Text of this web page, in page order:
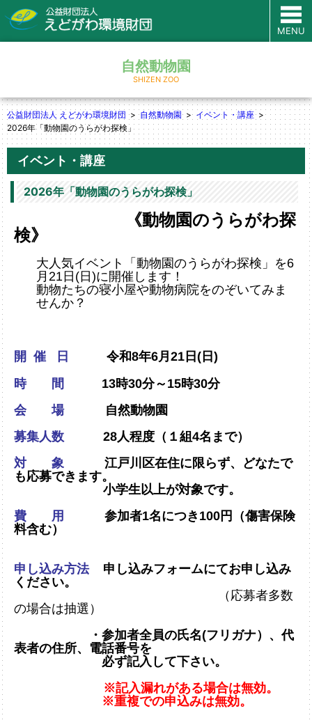
MENU
自然動物園
SHIZEN ZOO
公益財団法人 えどがわ環境財団 自然動物園
イベント・講座
2026年「動物園のうらがわ探検」
イベント・講座
2026年「動物園のうらがわ探検」
《動物園のうらがわ探
検》
大人気イベント「動物園のうらがわ探検」を6
月21日(日)に開催します！
動物たちの寝小屋や動物病院をのぞいてみま
せんか？
開 催 日 令和8年6月21日(日)
時 間 13時30分～15時30分
会 場 自然動物園
募集人数 28人程度（１組4名まで）
対 象 江戸川区在住に限らず、どなたで
も応募できます。
小学生以上が対象です。
費 用 参加者1名につき100円（傷害保険
料含む）
申し込み方法 申し込みフォームにてお申し込み
ください。
（応募者多数
の場合は抽選）
・参加者全員の氏名(フリガナ）、代
表者の住所、電話番号を
必ず記入して下さい。
※記入漏れがある場合は無効。
※重複での申込みは無効。